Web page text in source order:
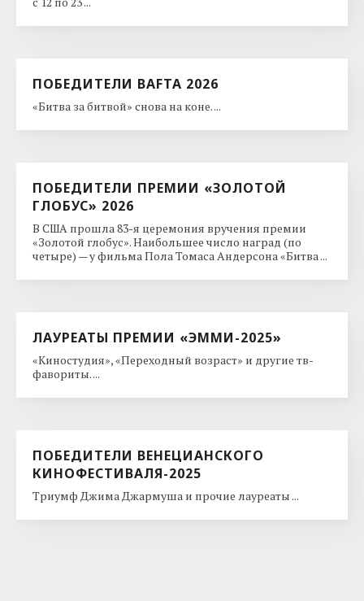
ПОБЕДИТЕЛИ BAFTA 2026
«Битва за битвой» снова на коне. ...
ПОБЕДИТЕЛИ ПРЕМИИ «ЗОЛОТОЙ
ГЛОБУС» 2026
В США прошла 83-я церемония вручения премии
«Золотой глобус». Наибольшее число наград (по
четыре) — у фильма Пола Томаса Андерсона «Битва ...
ЛАУРЕАТЫ ПРЕМИИ «ЭММИ-2025»
«Киностудия», «Переходный возраст» и другие тв-
фавориты. ...
ПОБЕДИТЕЛИ ВЕНЕЦИАНСКОГО
КИНОФЕСТИВАЛЯ-2025
Триумф Джима Джармуша и прочие лауреаты ...